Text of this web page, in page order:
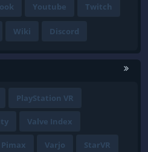
Youtube Twitch
Wiki Discord
PlayStation VR
Valve Index
Pimax Varjo StarVR